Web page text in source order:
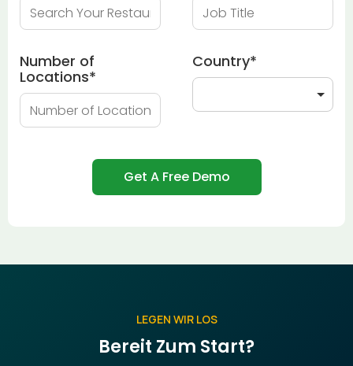
Number of
Locations*
Country*
LEGEN WIR LOS
Bereit Zum Start?